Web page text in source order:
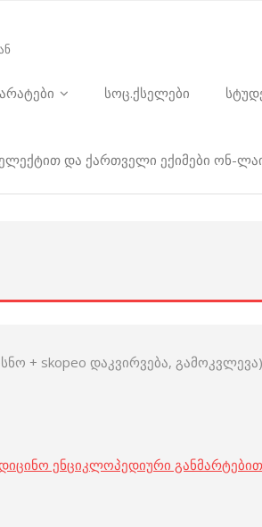
სოც.ქსელები
და ქართველი ექიმები ონ-
+ skopeo დაკვირვება,
ენციკლოპედიური